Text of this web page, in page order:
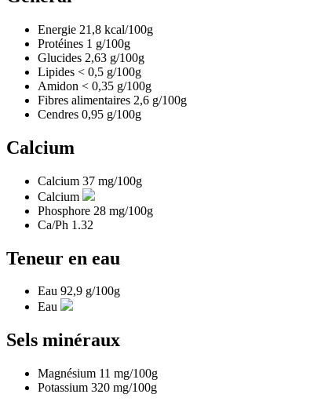
Energie 21,8 kcal/100g
Protéines 1 g/100g
Glucides 2,63 g/100g
Lipides < 0,5 g/100g
Amidon < 0,35 g/100g
Fibres alimentaires 2,6 g/100g
Cendres 0,95 g/100g
Calcium
Calcium 37 mg/100g
Calcium
Phosphore 28 mg/100g
Ca/Ph 1.32
Teneur en eau
Eau 92,9 g/100g
Eau
Sels minéraux
Magnésium 11 mg/100g
Potassium 320 mg/100g